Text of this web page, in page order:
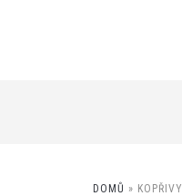
DOMŮ » KOPŘIVY